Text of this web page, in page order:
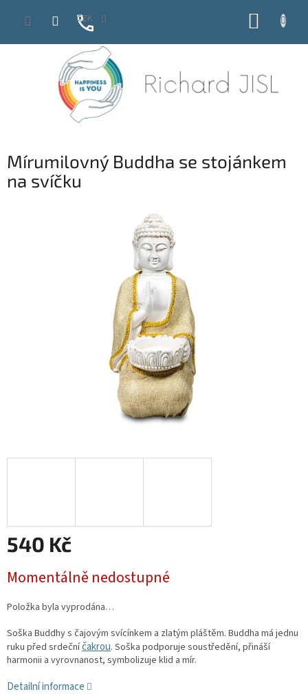
CZK
Mírumilovný Buddha se stojánkem
na svíčku
540 Kč
cena:
Momentálně nedostupné
Položka byla vyprodána…
Soška Buddhy s čajovým svícínkem a zlatým pláštěm. Buddha má jednu
ruku před srdečníčakrou. Soška podporuje soustředění, přináší
harmonii a vyrovnanost, symbolizuje klid a mír.
Detailní informace